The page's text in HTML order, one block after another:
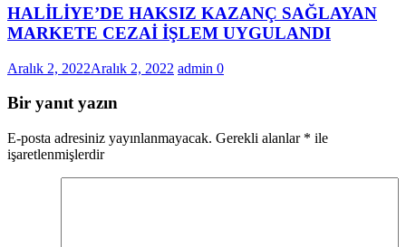
HALİLİYE’DE HAKSIZ KAZANÇ SAĞLAYAN
MARKETE CEZAİ İŞLEM UYGULANDI
Aralık 2, 2022Aralık 2, 2022 admin 0
Bir yanıt yazın
E-posta adresiniz yayınlanmayacak. Gerekli alanlar * ile
işaretlenmişlerdir